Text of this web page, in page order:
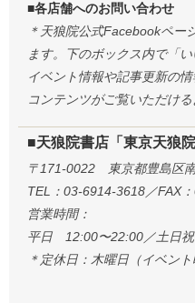
■各店舗へのお問い合わせ
＊天狼院公式Facebookペー
ます。下のボックス内で「
イベント情報や記事更新の
コンテンツがご覧いただける
■天狼院書店「東京天狼院
〒171-0022 東京都豊島区
TEL：03-6914-3618／FAX
営業時間：
平日 12:00〜22:00／土日
＊定休日：木曜日（イベント